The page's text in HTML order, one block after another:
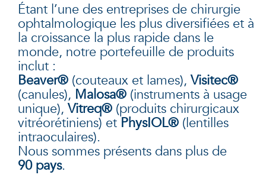
Étant l’une des entreprises de chirurgie
ophtalmologique les plus diversifiées et à
la croissance la plus rapide dans le
monde, notre portefeuille de produits
inclut :
Beaver® (couteaux et lames),Visitec®
(canules), Malosa® (instruments à usage
unique),Vitreq® (produits chirurgicaux
vitréorétiniens) et PhysIOL® (lentilles
intraoculaires).
Nous sommes présents dans plus de
90 pays.